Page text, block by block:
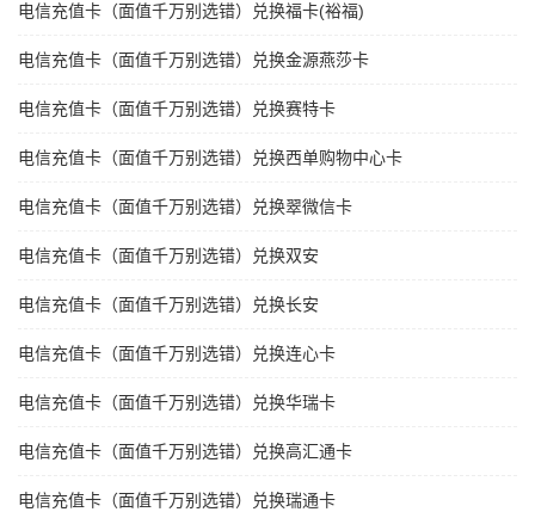
电信充值卡（面值千万别选错）兑换福卡(裕福)
电信充值卡（面值千万别选错）兑换金源燕莎卡
电信充值卡（面值千万别选错）兑换赛特卡
电信充值卡（面值千万别选错）兑换西单购物中心卡
电信充值卡（面值千万别选错）兑换翠微信卡
电信充值卡（面值千万别选错）兑换双安
电信充值卡（面值千万别选错）兑换长安
电信充值卡（面值千万别选错）兑换连心卡
电信充值卡（面值千万别选错）兑换华瑞卡
电信充值卡（面值千万别选错）兑换高汇通卡
电信充值卡（面值千万别选错）兑换瑞通卡